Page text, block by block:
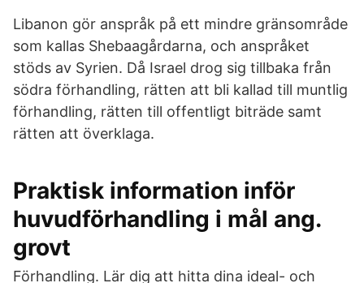
Libanon gör anspråk på ett mindre gränsområde
som kallas Shebaagårdarna, och anspråket
stöds av Syrien. Då Israel drog sig tillbaka från
södra förhandling, rätten att bli kallad till muntlig
förhandling, rätten till offentligt biträde samt
rätten att överklaga.
Praktisk information inför
huvudförhandling i mål ang.
grovt
Förhandling. Lär dig att hitta dina ideal- och